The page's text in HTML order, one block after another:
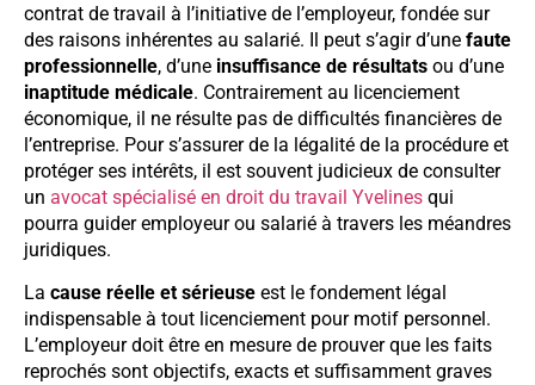
contrat de travail à l’initiative de l’employeur, fondée sur
des raisons inhérentes au salarié. Il peut s’agir d’une faute
professionnelle, d’une insuffisance de résultats ou d’une
inaptitude médicale. Contrairement au licenciement
économique, il ne résulte pas de difficultés financières de
l’entreprise. Pour s’assurer de la légalité de la procédure et
protéger ses intérêts, il est souvent judicieux de consulter
un avocat spécialisé en droit du travail Yvelines qui
pourra guider employeur ou salarié à travers les méandres
juridiques.
La cause réelle et sérieuse est le fondement légal
indispensable à tout licenciement pour motif personnel.
L’employeur doit être en mesure de prouver que les faits
reprochés sont objectifs, exacts et suffisamment graves